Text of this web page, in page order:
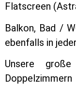
Flatscreen
Balkon, Bad /
ebenfalls in
Unsere